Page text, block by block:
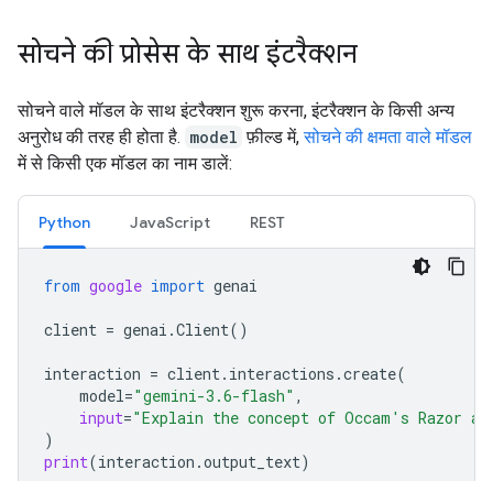
सोचने की प्रोसेस के साथ इंटरैक्शन
सोचने वाले मॉडल के साथ इंटरैक्शन शुरू करना, इंटरैक्शन के किसी अन्य
अनुरोध की तरह ही होता है. model फ़ील्ड में,सोचने की क्षमता वाले मॉडल
में से किसी एक मॉडल का नाम डालें:
Python JavaScript REST
from google import genai
client = genai .Client()
interaction = client. interactions .create(
model="gemini-3.6-flash" ,
input="Explain the concept of Occam's Razor
)
print(interaction .output_text)